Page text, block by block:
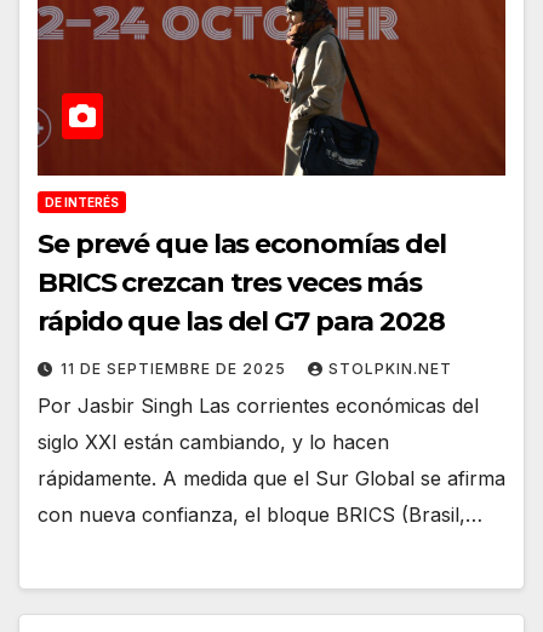
DE INTERÉS
Se prevé que las economías del
BRICS crezcan tres veces más
rápido que las del G7 para 2028
11 DE SEPTIEMBRE DE 2025 STOLPKIN.NET
Por Jasbir Singh Las corrientes económicas del
siglo XXI están cambiando, y lo hacen
rápidamente. A medida que el Sur Global se afirma
con nueva confianza, el bloque BRICS (Brasil,…